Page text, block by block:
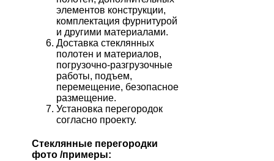
элементов конструкции,
комплектация фурнитурой
и другими материалами.
Доставка стеклянных
полотен и материалов,
погрузочно-разгрузочные
работы, подъем,
перемещение, безопасное
размещение.
Установка перегородок
согласно проекту.
Стеклянные перегородки
фото /примеры: